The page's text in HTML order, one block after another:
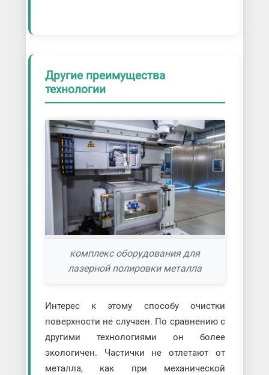
Другие преимущества
технологии
комплекс оборудования для
лазерной полировки металла
Интерес к этому способу очистки
поверхности не случаен. По сравнению с
другими технологиями он более
экологичен. Частички не отлетают от
металла, как при механической